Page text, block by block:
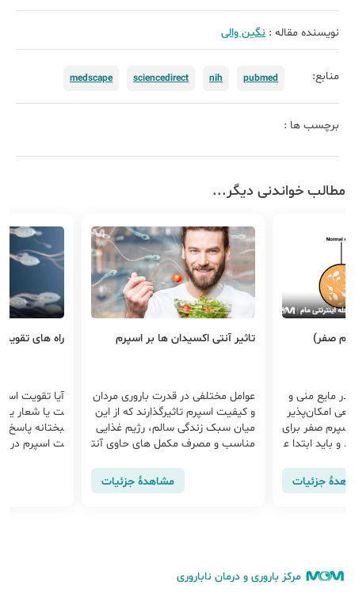
نویسنده مقاله : نگین والی
منابع: pubmed
nih
sciencedirect
medscape
برچسب ها :
مطالب خواندنی دیگر...
صفر)
در مایع منی و
امکان‌پذیر
صفر برای
و باید ابتدا ع
روش ....
جزئیات
تاثیر آنتی اکسیدان ها بر اسپرم
عوامل مختلفی در قدرت باروری مردان
و کیفیت اسپرم تاثیرگذارند که از این
میان سبک زندگی سالم، رژیم غذایی
مناسب و مصرف مکمل های حاوی آنت
د. استرس اکسیداتیو عاملی است که
علاوه بر پارامتر های ظاهری اسپرم، بر
مشاهدهٔ جزئیات
راه های
ت یا شعار
بختانه پاسخ
ت اسپرم در
مرکز باروری و درمان ناباروری